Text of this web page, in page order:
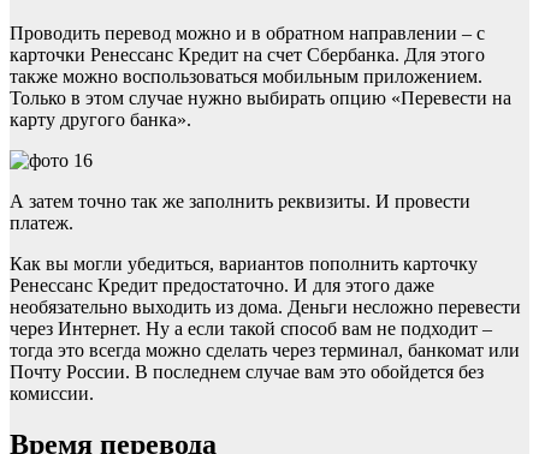
Проводить перевод можно и в обратном направлении – с
карточки Ренессанс Кредит на счет Сбербанка. Для этого
также можно воспользоваться мобильным приложением.
Только в этом случае нужно выбирать опцию «Перевести на
карту другого банка».
А затем точно так же заполнить реквизиты. И провести
платеж.
Как вы могли убедиться, вариантов пополнить карточку
Ренессанс Кредит предостаточно. И для этого даже
необязательно выходить из дома. Деньги несложно перевести
через Интернет. Ну а если такой способ вам не подходит –
тогда это всегда можно сделать через терминал, банкомат или
Почту России. В последнем случае вам это обойдется без
комиссии.
Время перевода